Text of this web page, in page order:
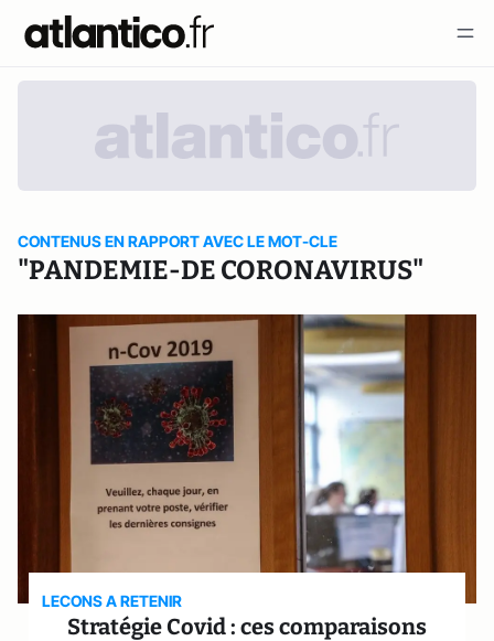
CONTENUS EN RAPPORT AVEC LE MOT-CLE
"PANDEMIE-DE CORONAVIRUS"
LECONS A RETENIR
Stratégie Covid : ces comparaisons